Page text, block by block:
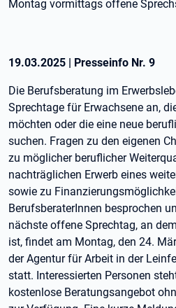
Montag vormittags offene
19.03.2025 | Presseinfo Nr. 9
Die Berufsberatung im
Sprechtage für Erwachsene an,
möchten oder die eine neue
suchen. Fragen zu den eigenen
zu möglicher beruflicher
nachträglichen Erwerb eines
sowie zu
BerufsberaterInnen besprochen
nächste offene Sprechtag, an
ist, findet am Montag, den 24.
der Agentur für Arbeit in der
statt. Interessierten Personen
kostenlose Beratungsangebot